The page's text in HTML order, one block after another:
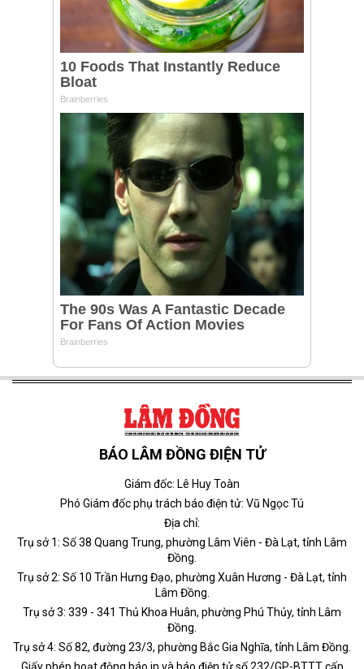
BÁO LÂM ĐỒNG ĐIỆN TỬ
Giám đốc: Lê Huy Toàn
Phó Giám đốc phụ trách báo điện tử: Vũ Ngọc Tú
Địa chỉ:
Trụ sở 1: Số 38 Quang Trung, phường Lâm Viên - Đà Lạt, tỉnh Lâm
Đồng.
Trụ sở 2: Số 10 Trần Hưng Đạo, phường Xuân Hương - Đà Lạt, tỉnh
Lâm Đồng.
Trụ sở 3: 339 - 341 Thủ Khoa Huân, phường Phú Thủy, tỉnh Lâm
Đồng.
Trụ sở 4: Số 82, đường 23/3, phường Bắc Gia Nghĩa, tỉnh Lâm Đồng.